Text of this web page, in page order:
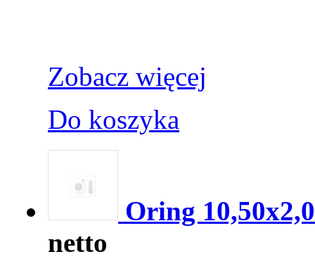
Zobacz więcej
Do koszyka
Oring
netto